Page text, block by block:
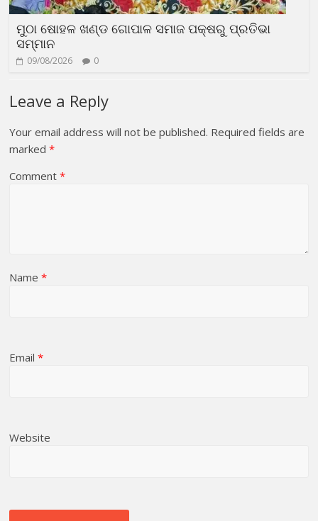
ମୁଠା ଷୋହଳ ଖଣ୍ଡ ଗୋପାଳ ସମାଜ ପକ୍ଷରୁ ପ୍ରତିଭା
ସମ୍ମାନ
09/08/2026 0
Leave a Reply
Your email address will not be published. Required fields are
marked*
Comment*
Name*
Email*
Website